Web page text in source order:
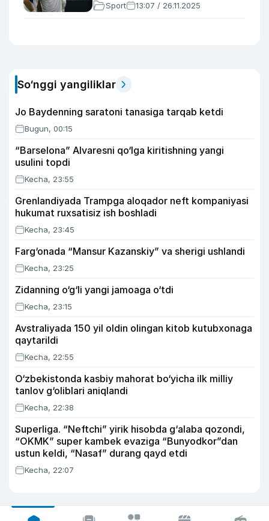
Sport 13:07 / 26.11.2025
So‘nggi yangiliklar
Jo Baydenning saratoni tanasiga tarqab ketdi
Bugun, 00:15
“Barselona” Alvaresni qo‘lga kiritishning yangi
usulini topdi
Kecha, 23:55
Grenlandiyada Trampga aloqador neft kompaniyasi
hukumat ruxsatisiz ish boshladi
Kecha, 23:45
Farg‘onada “Mansur Kazanskiy” va sherigi ushlandi
Kecha, 23:25
Zidanning o‘g‘li yangi jamoaga o‘tdi
Kecha, 23:15
Avstraliyada 150 yil oldin olingan kitob kutubxonaga
qaytarildi
Kecha, 22:55
O‘zbekistonda kasbiy mahorat bo‘yicha ilk milliy
tanlov g‘oliblari aniqlandi
Kecha, 22:38
Superliga. “Neftchi” yirik hisobda g‘alaba qozondi,
“OKMK” super kambek evaziga “Bunyodkor”dan
ustun keldi, “Nasaf” durang qayd etdi
Kecha, 22:07